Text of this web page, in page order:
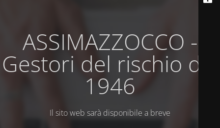
ASSIMAZZOCCO -
Gestori del rischio dal
1946
Il sito web sarà disponibile a breve